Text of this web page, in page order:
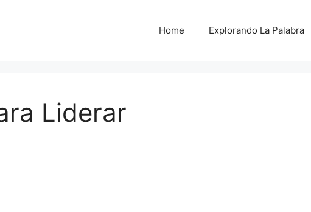
Home Explorando La Palabra
Liderar